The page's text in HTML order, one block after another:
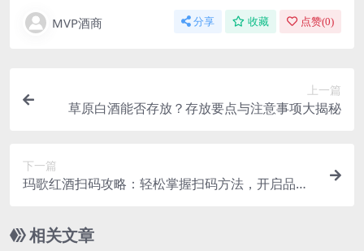
MVP酒商 分享 收藏 点赞(0)
上一篇
草原白酒能否存放？存放要点与注意事项大揭秘
下一篇
玛歌红酒扫码攻略：轻松掌握扫码方法，开启品质
相关文章